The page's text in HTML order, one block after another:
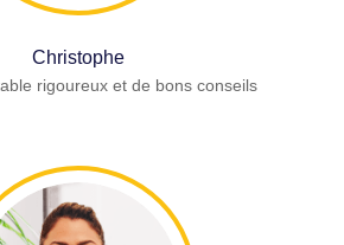
Christophe
rigoureux et de bons conseils